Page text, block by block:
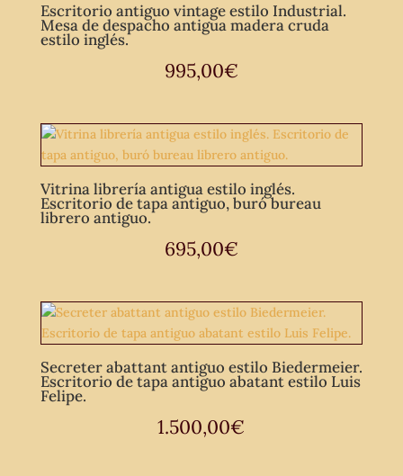
Escritorio antiguo vintage estilo Industrial.
Mesa de despacho antigua madera cruda
estilo inglés.
995,00€
Vitrina librería antigua estilo inglés.
Escritorio de tapa antiguo, buró bureau
librero antiguo.
695,00€
Secreter abattant antiguo estilo Biedermeier.
Escritorio de tapa antiguo abatant estilo Luis
Felipe.
1.500,00€